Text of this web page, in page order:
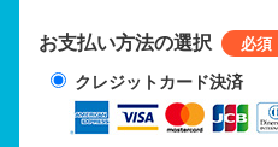
お支払い方法の選択
クレジットカード決済